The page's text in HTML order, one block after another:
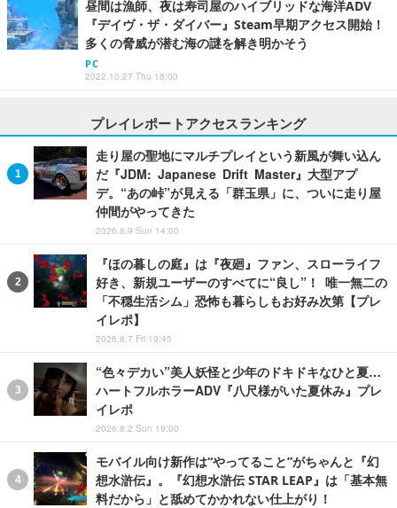
昼間は漁師、夜は寿司屋のハイブリッドな海洋ADV
『デイヴ・ザ・ダイバー』Steam早期アクセス開始！
多くの脅威が潜む海の謎を解き明かそう
PC
2022.10.27 Thu 18:00
プレイレポートアクセスランキング
走り屋の聖地にマルチプレイという新風が舞い込ん
だ『JDM: Japanese Drift Master』大型アプ
デ。“あの峠”が見える「群玉県」に、ついに走り屋
仲間がやってきた
2026.8.9 Sun 14:00
『ほの暮しの庭』は『夜廻』ファン、スローライフ
好き、新規ユーザーのすべてに“良し”！ 唯一無二の
「不穏生活シム」恐怖も暮らしもお好み次第【プレ
イレポ】
2026.8.7 Fri 19:45
“色々デカい”美人妖怪と少年のドキドキなひと夏…
ハートフルホラーADV『八尺様がいた夏休み』プレ
イレポ
2026.8.2 Sun 19:00
モバイル向け新作は“やってること”がちゃんと『幻
想水滸伝』。『幻想水滸伝 STAR LEAP』は「基本無
料だから」と舐めてかかれない仕上がり！